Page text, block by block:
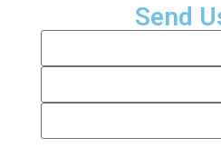
Send